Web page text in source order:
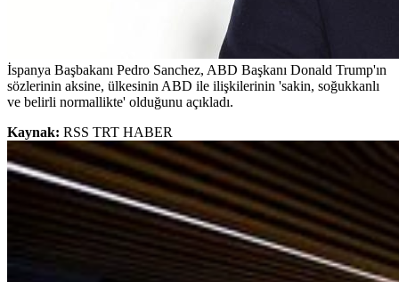
İspanya Başbakanı Pedro Sanchez, ABD Başkanı Donald Trump'ın
sözlerinin aksine, ülkesinin ABD ile ilişkilerinin 'sakin, soğukkanlı
ve belirli normallikte' olduğunu açıkladı.
Kaynak: RSS TRT HABER